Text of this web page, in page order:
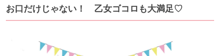
お口だけじゃない！ 乙女ゴコロも大満足♡